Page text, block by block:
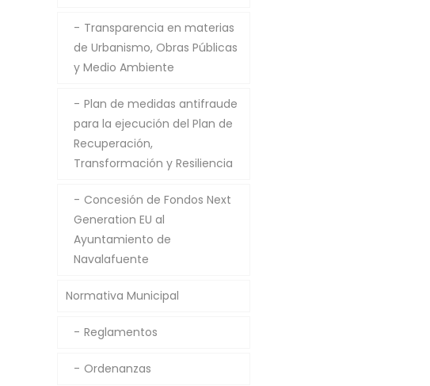
Transparencia en materias
de Urbanismo, Obras Públicas
y Medio Ambiente
Plan de medidas antifraude
para la ejecución del Plan de
Recuperación,
Transformación y Resiliencia
Concesión de Fondos Next
Generation EU al
Ayuntamiento de
Navalafuente
Normativa Municipal
Reglamentos
Ordenanzas